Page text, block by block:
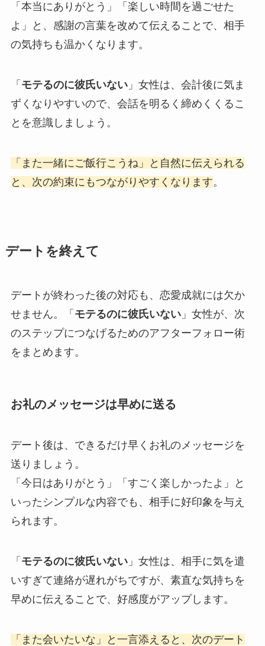
「本当にありがとう」「楽しい時間を過ごせた
よ」と、感謝の言葉を改めて伝えることで、相手
の気持ちも温かくなります。
「 モテるのに彼氏いない」女性は、会計後に気ま
ずくなりやすいので、会話を明るく締めくくるこ
とを意識しましょう。
「また一緒にご飯行こうね」と自然に伝えられる
と、次の約束にもつながりやすくなります。
デートを終えて
デートが終わった後の対応も、恋愛成就には欠か
せません。「 モテるのに彼氏いない」女性が、次
のステップにつなげるためのアフターフォロー術
をまとめます。
お礼のメッセージは早めに送る
デート後は、できるだけ早くお礼のメッセージを
送りましょう。
「今日はありがとう」「すごく楽しかったよ」と
いったシンプルな内容でも、相手に好印象を与え
られます。
「 モテるのに彼氏いない」女性は、相手に気を遣
いすぎて連絡が遅れがちですが、素直な気持ちを
早めに伝えることで、好感度がアップします。
「また会いたいな」と一言添えると、次のデート